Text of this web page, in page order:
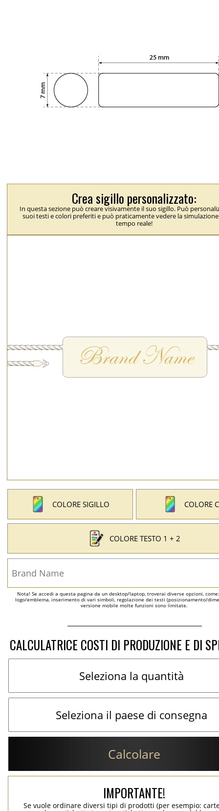
Crea sigillo personalizzato:
In questa sezione può creare visivamente il suo sigillo. Può
suoi testi e colori preferiti e può praticamente vedere la
tempo reale!
COLORE SIGILLO COLORE
COLORE TESTO 1 + 2
Nota! Se accedi a questa pagina da un desktop/laptop, troverai diverse opzioni,
logo/emblema, inserimento di vari simboli, regolazione dei testi (posizionamento/
versione mobile molte funzioni sono limitate.
CALCULATRICE COSTI DI PRODUZIONE E DI
Calcolare
IMPORTANTE!
Se vuole ordinare diversi tipi di prodotti (per esempio: